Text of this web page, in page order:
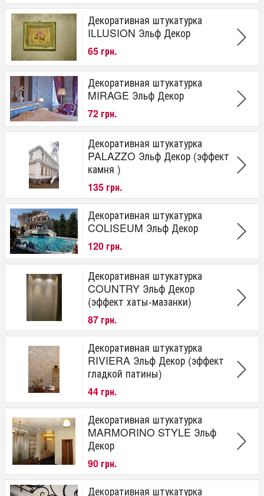
Декоративная штукатурка
ILLUSION Эльф Декор
65 грн.
Декоративная штукатурка
MIRAGE Эльф Декор
72 грн.
Декоративная штукатурка
PALAZZO Эльф Декор (эффект
камня )
135 грн.
Декоративная штукатурка
COLISEUM Эльф Декор
120 грн.
Декоративная штукатурка
COUNTRY Эльф Декор
(эффект хаты-мазанки)
87 грн.
Декоративная штукатурка
RIVIERA Эльф Декор (эффект
гладкой патины)
44 грн.
Декоративная штукатурка
MARMORINO STYLE Эльф
Декор
90 грн.
Декоративная штукатурка